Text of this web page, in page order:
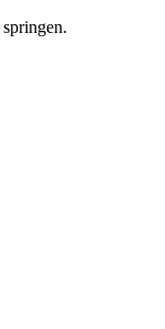
springen.